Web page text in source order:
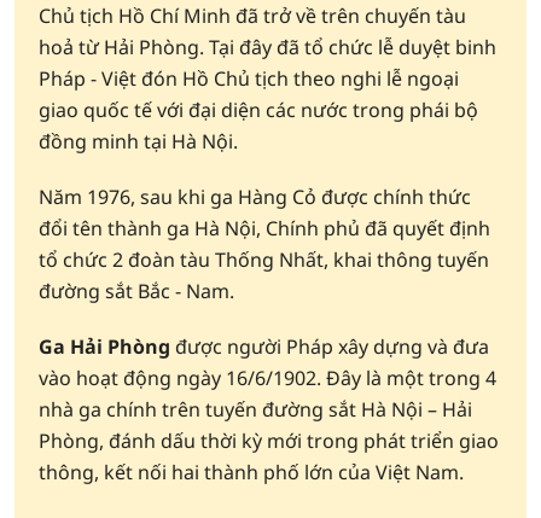
Chủ tịch Hồ Chí Minh đã trở về trên chuyến tàu
hoả từ Hải Phòng. Tại đây đã tổ chức lễ duyệt binh
Pháp - Việt đón Hồ Chủ tịch theo nghi lễ ngoại
giao quốc tế với đại diện các nước trong phái bộ
đồng minh tại Hà Nội.
Năm 1976, sau khi ga Hàng Cỏ được chính thức
đổi tên thành ga Hà Nội, Chính phủ đã quyết định
tổ chức 2 đoàn tàu Thống Nhất, khai thông tuyến
đường sắt Bắc - Nam.
Ga Hải Phòng được người Pháp xây dựng và đưa
vào hoạt động ngày 16/6/1902. Đây là một trong 4
nhà ga chính trên tuyến đường sắt Hà Nội – Hải
Phòng, đánh dấu thời kỳ mới trong phát triển giao
thông, kết nối hai thành phố lớn của Việt Nam.